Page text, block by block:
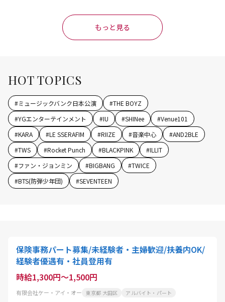
もっと見る
HOT TOPICS
#ミュージックバンク日本公演 #THE BOYZ
#YGエンターテインメント #IU #SHINee #Venue101
#KARA #LE SSERAFIM #RIIZE #音楽中心 #AND2BLE
#TWS #Rocket Punch #BLACKPINK #ILLIT
#ファン・ジョンミン #BIGBANG #TWICE
#BTS(防弾少年団) #SEVENTEEN
保険事務パート募集/未経験者・主婦歓迎/扶養内OK/
経験者優遇有・社員登用有
時給1,300円～1,500円
有限会社ケー・アイ・オー 東京都 大田区 アルバイト・パート